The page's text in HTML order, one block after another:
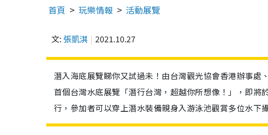
首頁 玩樂情報 活動展覽
文: 張凱淇 2021.10.27
潛入海底展覽睇你又試過未！由台灣觀光協會香港辦事
首個台灣水底展覽「潛行台灣，超越你所想像！」，即
行，參加者可以穿上潛水裝備親身入游泳池觀賞多位水下